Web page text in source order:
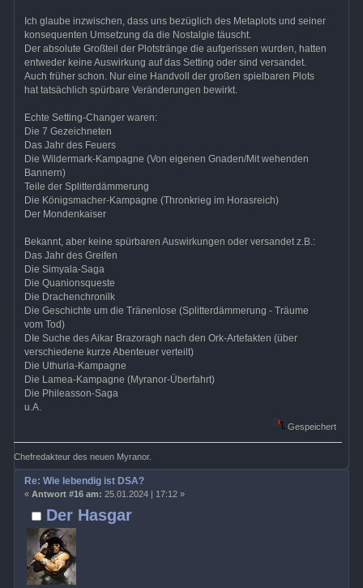
Ich glaube inzwischen, dass uns bezüglich des Metaplots und seiner
konsequenten Umsetzung da die Nostalgie täuscht.
Der absolute Großteil der Plotstränge die aufgerissen wurden, hatten
entweder keine Auswirkung auf das Setting oder sind versandet.
Auch früher schon. Nur eine Handvoll der großen spielbaren Plots
hat tatsächlich spürbare Veränderungen bewirkt.
Echte Setting-Changer waren:
Die 7 Gezeichneten
Das Jahr des Feuers
Die Wildermark-Kampagne (Von eigenen Gnaden/Mit wehenden
Bannern)
Teile der Splitterdämmerung
Die Königsmacher-Kampagne (Thronkrieg im Horasreich)
Der Mondenkaiser
Bekannt, aber keine spürbaren Auswirkungen oder versandet z.B.:
Das Jahr des Greifen
Die Simyala-Saga
Die Quanionsqueste
Die Drachenchronilk
Die Geschichte um die Tränenlose (Splitterdämmerung - Träume
vom Tod)
DIe Suche des Aikar Brazoragh nach den Ork-Artefakten (über
verschiedene kurze Abenteuer verteilt)
Die Uthuria-Kampagne
Die Lamea-Kampagne (Myranor-Überfahrt)
Die Phileasson-Saga
u.A.
Gespeichert
Chefredakteur des neuen Myranor.
Der Hasgar
Re: Wie lebendig ist DSA?
« Antwort #16 am: 25.01.2024 | 17:12 »